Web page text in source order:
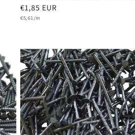
Normaler
Preis
€1,85 EUR
Grundpreis
€5,61/m